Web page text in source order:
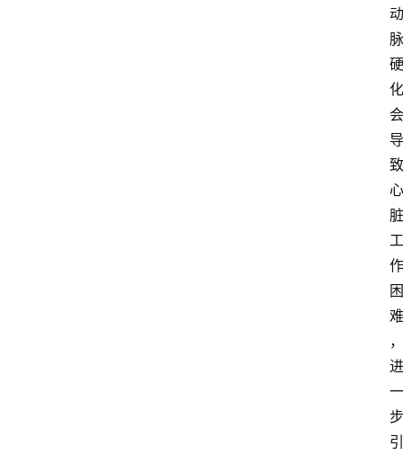
动
脉
硬
化
会
导
致
心
脏
工
作
困
难
，
进
一
步
引